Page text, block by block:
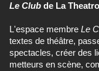
Le Club de La
L'espace membre Le
textes de théâtre,
spectacles, créer des
metteurs en scène,